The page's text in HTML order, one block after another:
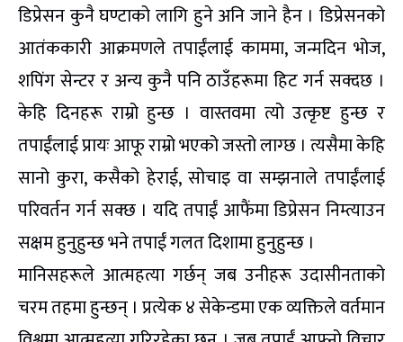
डिप्रेसन कुनै घण्टाको लागि हुने अनि जाने हैन । डिप्रेसनको
आतंककारी आक्रमणले तपाईंलाई काममा, जन्मदिन भोज,
शपिंग सेन्टर र अन्य कुनै पनि ठाउँहरूमा हिट गर्न सक्दछ ।
केहि दिनहरू राम्रो हुन्छ । वास्तवमा त्यो उत्कृष्ट हुन्छ र
तपाईंलाई प्रायः आफू राम्रो भएको जस्तो लाग्छ । त्यसैमा केहि
सानो कुरा, कसैको हेराई, सोचाइ वा सम्झनाले तपाईंलाई
परिवर्तन गर्न सक्छ । यदि तपाईं आफैंमा डिप्रेसन निम्त्याउन
सक्षम हुनुहुन्छ भने तपाईं गलत दिशामा हुनुहुन्छ ।
मानिसहरूले आत्महत्या गर्छन् जब उनीहरू उदासीनताको
चरम तहमा हुन्छन् । प्रत्येक ४ सेकेन्डमा एक व्यक्तिले वर्तमान